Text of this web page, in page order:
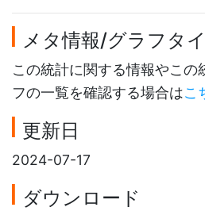
メタ情報/グラフタ
この統計に関する情報やこの
フの一覧を確認する場合はこ
更新日
2024-07-17
ダウンロード